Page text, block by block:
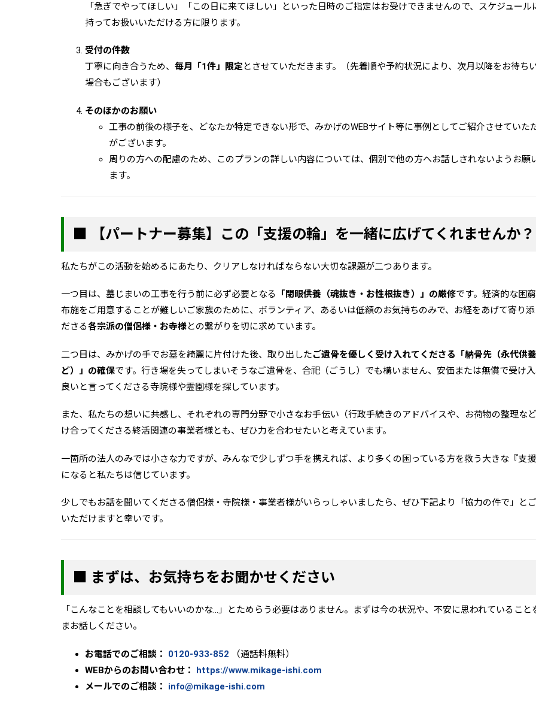
「急ぎでやってほしい」「この日に来てほしい」といった日時のご指定はお受けできませんので、スケジュール
持ってお扱いいただける方に限ります。
受付の件数
丁寧に向き合うため、 毎月「1件」限定とさせていただきます。（先着順や予約状況により、次月以降をお待ち
場合もございます）
そのほかのお願い
工事の前後の様子を、どなたか特定できない形で、みかげのWEBサイト等に事例としてご紹介させていた
がございます。
周りの方への配慮のため、このプランの詳しい内容については、個別で他の方へお話しされないようお願
ます。
■ 【パートナー募集】この「支援の輪」を一緒に広げてくれませんか？
私たちがこの活動を始めるにあたり、クリアしなければならない大切な課題が二つあります。
一つ目は、墓じまいの工事を行う前に必ず必要となる 「閉眼供養（魂抜き・お性根抜き）」の厳修です。経済的な困
布施をご用意することが難しいご家族のために、ボランティア、あるいは低額のお気持ちのみで、お経をあげて寄り添
ださる各宗派の僧侶様・お寺様との繋がりを切に求めています。
二つ目は、みかげの手でお墓を綺麗に片付けた後、取り出したご遺骨を優しく受け入れてくださる「納骨先（永代供
ど）」の確保です。行き場を失ってしまいそうなご遺骨を、合祀（ごうし）でも構いません、安価または無償で受け
良いと言ってくださる寺院様や霊園様を探しています。
また、私たちの想いに共感し、それぞれの専門分野で小さなお手伝い（行政手続きのアドバイスや、お荷物の整理な
け合ってくださる終活関連の事業者様とも、ぜひ力を合わせたいと考えています。
一箇所の法人のみでは小さな力ですが、みんなで少しずつ手を携えれば、より多くの困っている方を救う大きな『支援
になると私たちは信じています。
少しでもお話を聞いてくださる僧侶様・寺院様・事業者様がいらっしゃいましたら、ぜひ下記より「協力の件で」と
いただけますと幸いです。
■ まずは、お気持ちをお聞かせください
「こんなことを相談してもいいのかな…」とためらう必要はありません。まずは今の状況や、不安に思われていること
まお話しください。
お電話でのご相談： 0120-933-852 （通話料無料）
WEBからのお問い合わせ：
https://www.mikage-ishi.com
メールでのご相談：
info@mikage-ishi.com